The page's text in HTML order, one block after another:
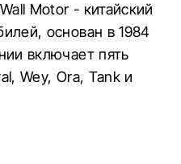
Motor - китайский
основан в 1984
включает пять
Wey, Ora, Tank и